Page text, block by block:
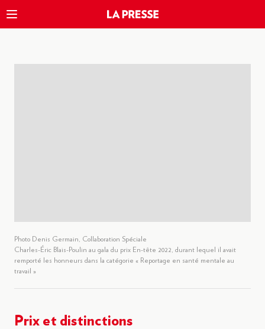
Photo Denis Germain, Collaboration Spéciale
Charles-Éric Blais-Poulin au gala du prix En-tête 2022, durant lequel il avait
remporté les honneurs dans la catégorie « Reportage en santé mentale au
travail »
Prix et distinctions